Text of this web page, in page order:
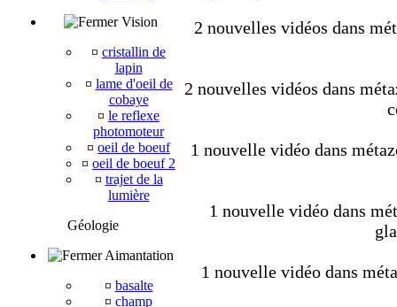
Vision
¤ cristallin de
lapin
¤ lame d'oeil de
cobaye
¤ le reflexe
photomoteur
¤ oeil de boeuf
¤ oeil de boeuf 2
¤ trajet de la
lumière
Géologie
Aimantation
¤ basalte
¤ champ
2 nouvelles vidéos dans
2 nouvelles vidéos dans
1 nouvelle vidéo dans
1 nouvelle vidéo dans
1 nouvelle vidéo dans